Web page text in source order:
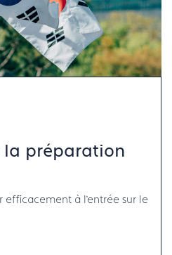
la préparation
efficacement à l’entrée sur le